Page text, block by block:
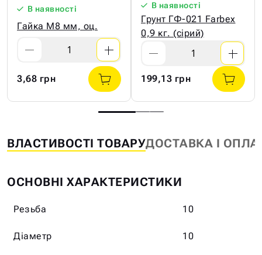
В наявності
Гайка М8 мм, оц.
3,68 грн
В наявності
Грунт ГФ-021 Farbex
0,9 кг. (сірий)
199,13 грн
ВЛАСТИВОСТІ ТОВАРУДОСТАВКА І
ОСНОВНІ ХАРАКТЕРИСТИКИ
Резьба 10
Діаметр 10